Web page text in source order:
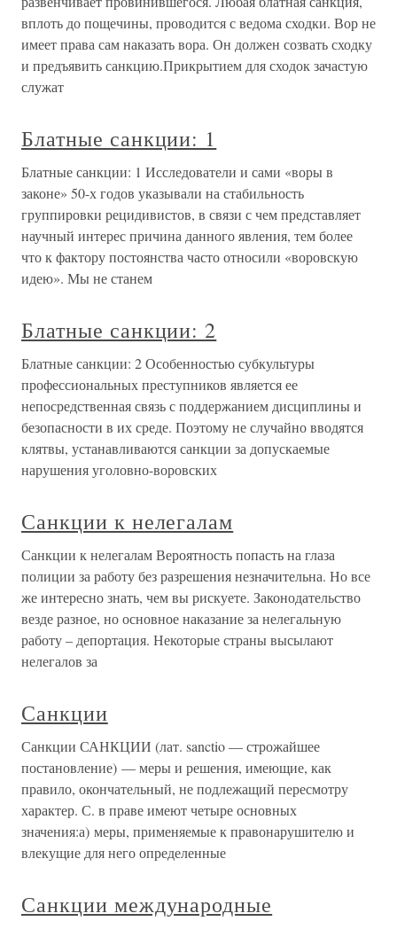
вплоть до пощечины, проводится с ведома сходки. Вор не
имеет права сам наказать вора. Он должен созвать сходку
и предъявить санкцию.Прикрытием для сходок зачастую
служат
Блатные санкции: 1
Блатные санкции: 1 Исследователи и сами «воры в
законе» 50-х годов указывали на стабильность
группировки рецидивистов, в связи с чем представляет
научный интерес причина данного явления, тем более
что к фактору постоянства часто относили «воровскую
идею». Мы не станем
Блатные санкции: 2
Блатные санкции: 2 Особенностью субкультуры
профессиональных преступников является ее
непосредственная связь с поддержанием дисциплины и
безопасности в их среде. Поэтому не случайно вводятся
клятвы, устанавливаются санкции за допускаемые
нарушения уголовно-воровских
Санкции к нелегалам
Санкции к нелегалам Вероятность попасть на глаза
полиции за работу без разрешения незначительна. Но все
же интересно знать, чем вы рискуете. Законодательство
везде разное, но основное наказание за нелегальную
работу – депортация. Некоторые страны высылают
нелегалов за
Санкции
Санкции САНКЦИИ (лат. sanctio — строжайшее
постановление) — меры и решения, имеющие, как
правило, окончательный, не подлежащий пересмотру
характер. С. в праве имеют четыре основных
значения:а) меры, применяемые к правонарушителю и
влекущие для него определенные
Санкции международные